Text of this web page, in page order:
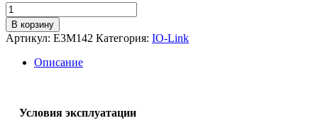
Количество
товара
Отражающая
пленка
e3m142
В корзину
Артикул: E3M142 Категория: IO-Link
Описание
Условия эксплуатации